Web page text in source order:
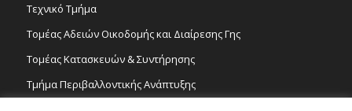
Τεχνικό Τμήμα
Τομέας Αδειών Οικοδομής και Διαίρεσης Γης
Τομέας Κατασκευών & Συντήρησης
Τμήμα Περιβαλλοντικής Ανάπτυξης